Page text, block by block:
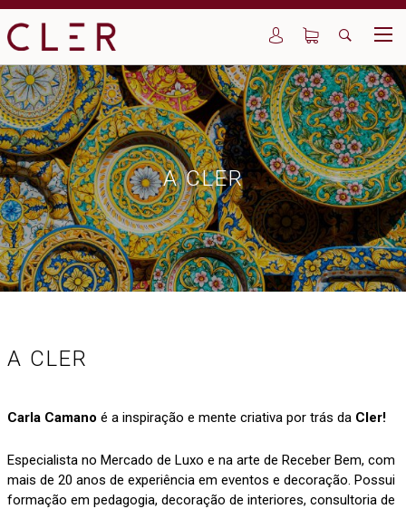
A CLER
A CLER
Carla Camano é a inspiração e mente criativa por trás da Cler!
Especialista no Mercado de Luxo e na arte de Receber Bem, com
mais de 20 anos de experiência em eventos e decoração. Possui
formação em pedagogia, decoração de interiores, consultoria de